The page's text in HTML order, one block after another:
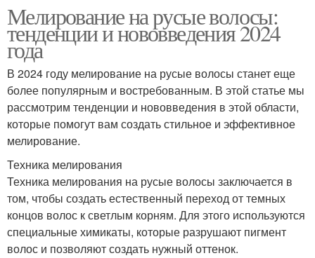
Мелирование на русые волосы:
тенденции и нововведения 2024
года
В 2024 году мелирование на русые волосы станет еще
более популярным и востребованным. В этой статье мы
рассмотрим тенденции и нововведения в этой области,
которые помогут вам создать стильное и эффективное
мелирование.
Техника мелирования
Техника мелирования на русые волосы заключается в
том, чтобы создать естественный переход от темных
концов волос к светлым корням. Для этого используются
специальные химикаты, которые разрушают пигмент
волос и позволяют создать нужный оттенок.